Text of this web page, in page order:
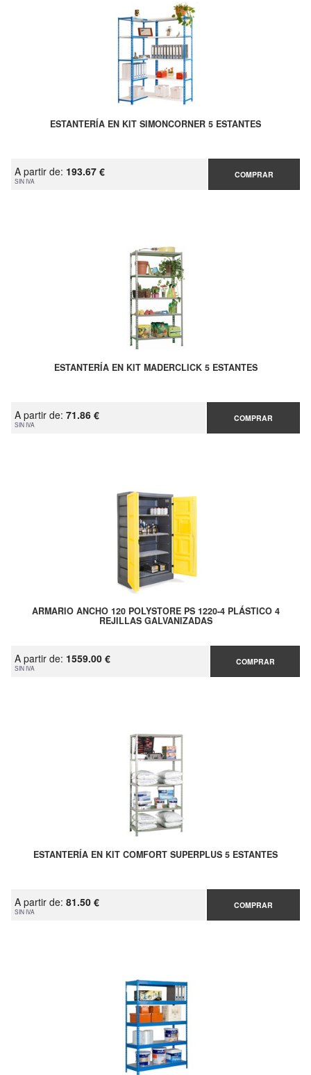
ESTANTERÍA EN KIT SIMONCORNER 5 ESTANTES
A partir de: 193.67 €
SIN IVA
COMPRAR
ESTANTERÍA EN KIT MADERCLICK 5 ESTANTES
A partir de: 71.86 €
SIN IVA
COMPRAR
ARMARIO ANCHO 120 POLYSTORE PS 1220-4 PLÁSTICO 4
REJILLAS GALVANIZADAS
A partir de: 1559.00 €
SIN IVA
COMPRAR
ESTANTERÍA EN KIT COMFORT SUPERPLUS 5 ESTANTES
A partir de: 81.50 €
SIN IVA
COMPRAR